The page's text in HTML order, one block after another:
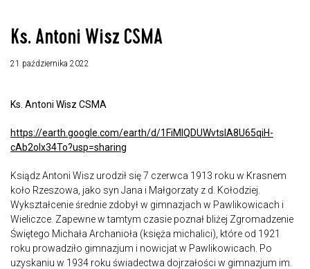
Ks. Antoni Wisz CSMA
21 października 2022
Ks. Antoni Wisz CSMA
https://earth.google.com/earth/d/1FiMlQDUWvtsIA8U65qiH-
cAb2olx34To?usp=sharing
Ksiądz Antoni Wisz urodził się 7 czerwca 1913 roku w Krasnem
koło Rzeszowa, jako syn Jana i Małgorzaty z d. Kołodziej.
Wykształcenie średnie zdobył w gimnazjach w Pawlikowicach i
Wieliczce. Zapewne w tamtym czasie poznał bliżej Zgromadzenie
Świętego Michała Archanioła (księża michalici), które od 1921
roku prowadziło gimnazjum i nowicjat w Pawlikowicach. Po
uzyskaniu w 1934 roku świadectwa dojrzałości w gimnazjum im.